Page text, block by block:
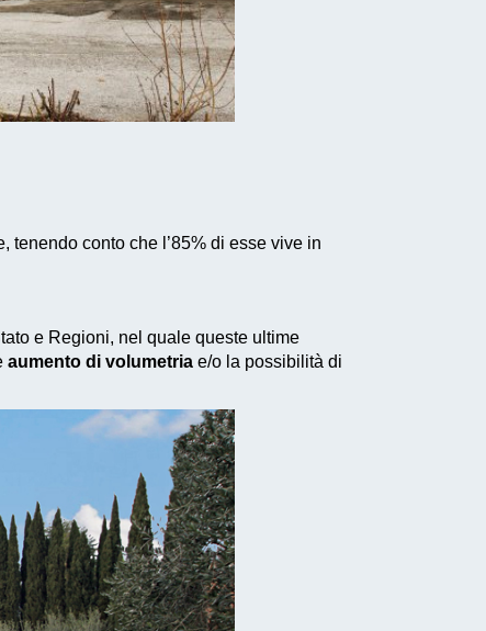
conto che l’85% di esse vive in
e Regioni, nel quale queste ultime
aumento di volumetria e/o la possibilità di